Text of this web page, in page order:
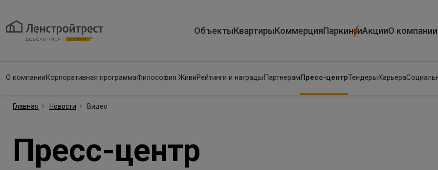
ОбъектыКвартирыКоммерцияПаркингиАкцииО компании
О компанииКорпоративная программаФилософия ЖивиРейтинги и наградыПартнерамПресс-центрТендерыКарьера
Главная Новости Видео
Пресс-центр